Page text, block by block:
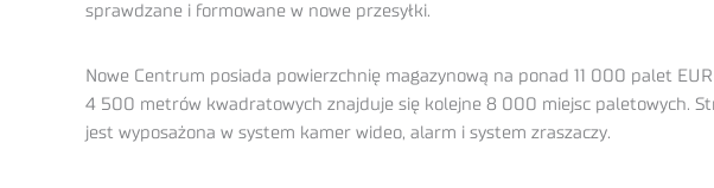
sprawdzane i formowane w nowe przesyłki.
Nowe Centrum posiada powierzchnię magazynową na ponad 11 000 palet
4 500 metrów kwadratowych znajduje się kolejne 8 000 miejsc paletowych.
jest wyposażona w system kamer wideo, alarm i system zraszaczy.